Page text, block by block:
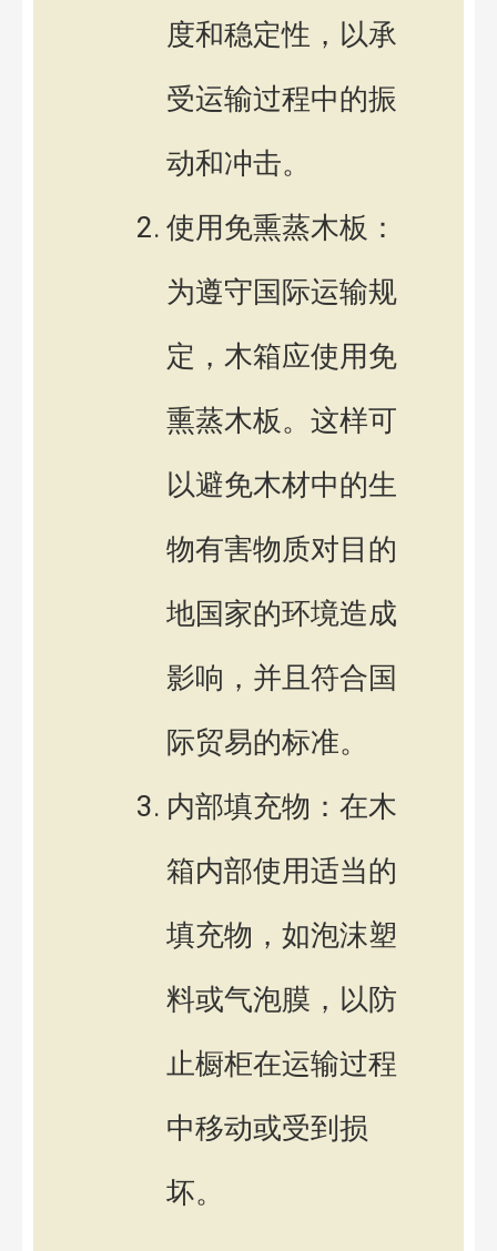
度和稳定性，以承
受运输过程中的振
动和冲击。
使用免熏蒸木板：
为遵守国际运输规
定，木箱应使用免
熏蒸木板。这样可
以避免木材中的生
物有害物质对目的
地国家的环境造成
影响，并且符合国
际贸易的标准。
内部填充物：在木
箱内部使用适当的
填充物，如泡沫塑
料或气泡膜，以防
止橱柜在运输过程
中移动或受到损
坏。